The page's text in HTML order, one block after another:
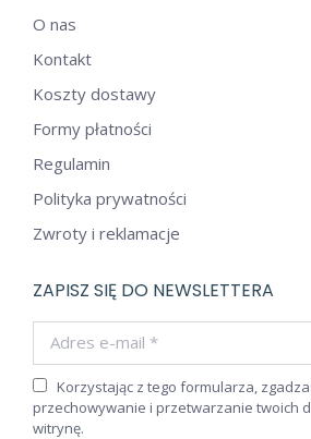
O nas
Kontakt
Koszty dostawy
Formy płatności
Regulamin
Polityka prywatności
Zwroty i reklamacje
ZAPISZ SIĘ DO NEWSLETTERA
Korzystając z tego formularza,
przechowywanie i przetwarzanie twoich
witrynę.